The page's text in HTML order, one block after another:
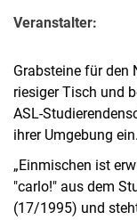
Webredaktion
Veranstalter:
Grabsteine für den
riesiger Tisch und
ASL-
ihrer Umgebung
„Einmischen ist
"carlo!" aus dem
(17/1995) und